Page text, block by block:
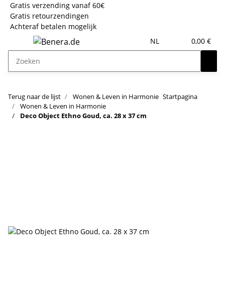
Gratis verzending vanaf 60€
Gratis retourzendingen
Achteraf betalen mogelijk
NL
0,00 €
Terug naar de lijst Wonen & Leven in Harmonie Startpagina
Wonen & Leven in Harmonie
Deco Object Ethno Goud, ca. 28 x 37 cm